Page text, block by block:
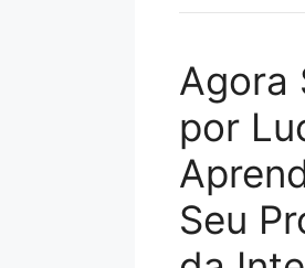
Agora
por
Seu